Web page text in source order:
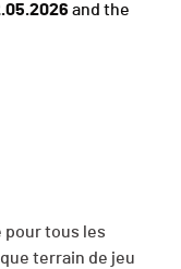
and the
pour tous les
terrain de jeu